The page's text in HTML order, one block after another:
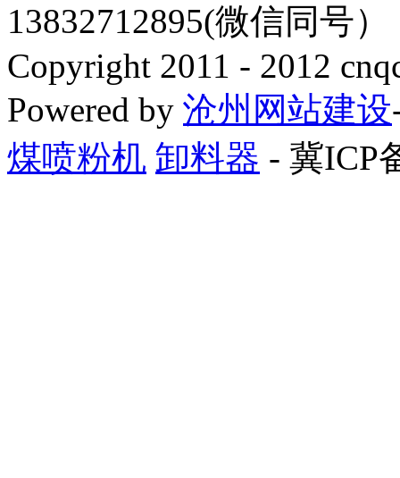
13832712895(微信同号
Copyright 2011 - 2012
Powered by 沧州网站建设
煤喷粉机 卸料器 - 冀ICP